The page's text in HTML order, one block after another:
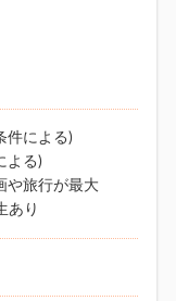
件による)
よる)
や旅行が最大
あり